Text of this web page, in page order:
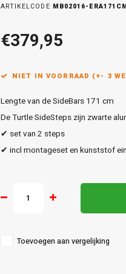
ARTIKELCODE MB02016-
€379,95
NIET IN VOORRAAD (+- 3
Lengte van de SideBars 171 cm
De Turtle SideSteps zijn zwarte
✔ set van 2 steps
✔ incl montageset en kunststof
Toevoegen aan vergelijking